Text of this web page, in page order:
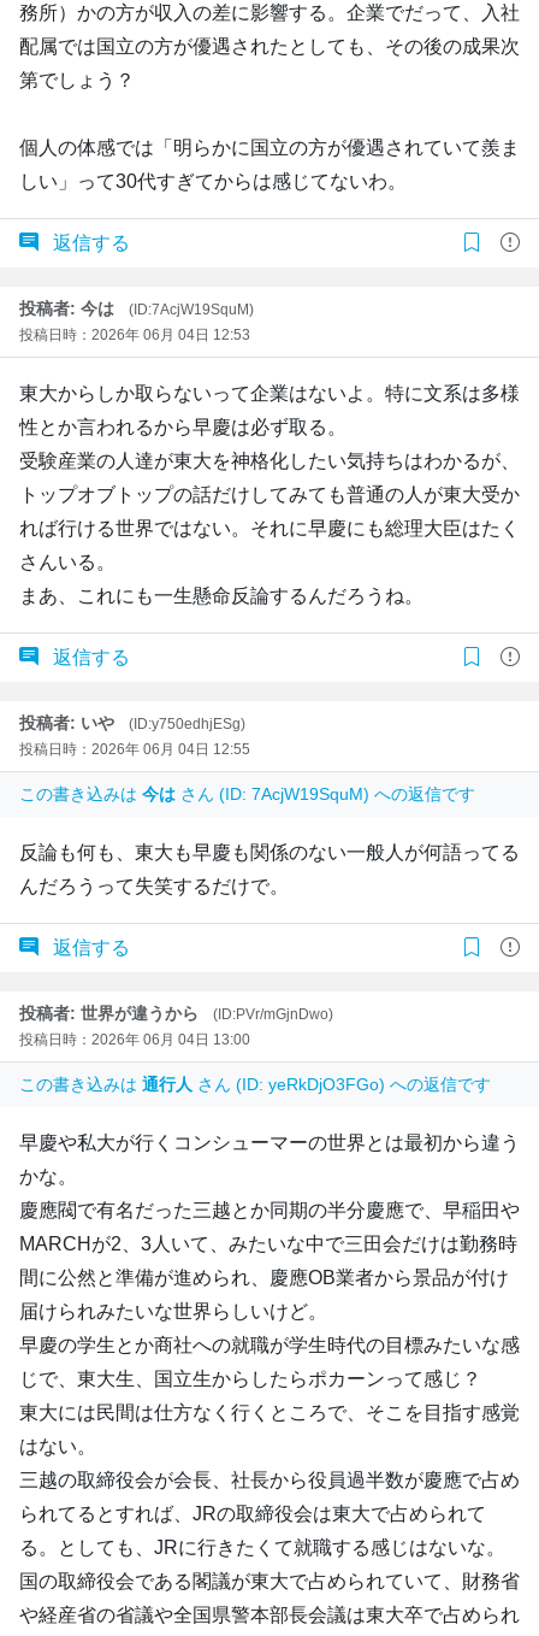
務所）かの方が収入の差に影響する。企業でだって、入社
配属では国立の方が優遇されたとしても、その後の成果次
第でしょう？
個人の体感では「明らかに国立の方が優遇されていて羨ま
しい」って30代すぎてからは感じてないわ。
返信する
投稿者: 今は
(ID:7AcjW19SquM)
投稿日時：2026年 06月 04日 12:53
東大からしか取らないって企業はないよ。特に文系は多様
性とか言われるから早慶は必ず取る。
受験産業の人達が東大を神格化したい気持ちはわかるが、
トップオブトップの話だけしてみても普通の人が東大受か
れば行ける世界ではない。それに早慶にも総理大臣はたく
さんいる。
まあ、これにも一生懸命反論するんだろうね。
返信する
投稿者: いや
(ID:y750edhjESg)
投稿日時：2026年 06月 04日 12:55
この書き込みは 今は さん (ID: 7AcjW19SquM) への返信です
反論も何も、東大も早慶も関係のない一般人が何語ってる
んだろうって失笑するだけで。
返信する
投稿者: 世界が違うから
(ID:PVr/mGjnDwo)
投稿日時：2026年 06月 04日 13:00
この書き込みは 通行人 さん (ID: yeRkDjO3FGo) への返信です
早慶や私大が行くコンシューマーの世界とは最初から違う
かな。
慶應閥で有名だった三越とか同期の半分慶應で、早稲田や
MARCHが2、3人いて、みたいな中で三田会だけは勤務時
間に公然と準備が進められ、慶應OB業者から景品が付け
届けられみたいな世界らしいけど。
早慶の学生とか商社への就職が学生時代の目標みたいな感
じで、東大生、国立生からしたらポカーンって感じ？
東大には民間は仕方なく行くところで、そこを目指す感覚
はない。
三越の取締役会が会長、社長から役員過半数が慶應で占め
られてるとすれば、JRの取締役会は東大で占められて
る。としても、JRに行きたくて就職する感じはないな。
国の取締役会である閣議が東大で占められていて、財務省
や経産省の省議や全国県警本部長会議は東大卒で占められ